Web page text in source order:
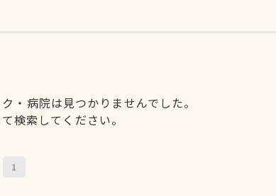
・病院は見つかりませんでした。
検索してください。
1